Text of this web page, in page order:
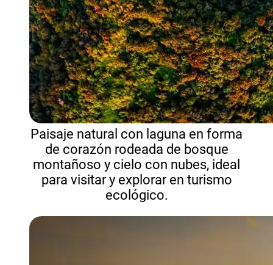
Paisaje natural con laguna en forma
de corazón rodeada de bosque
montañoso y cielo con nubes, ideal
para visitar y explorar en turismo
ecológico.